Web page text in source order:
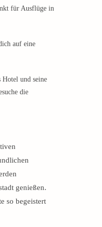
für Ausflüge in
auf eine
und seine
die
genießen.
so begeistert